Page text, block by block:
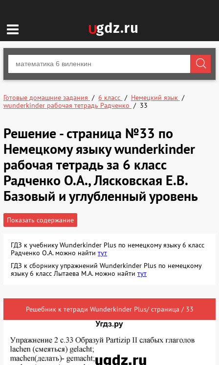
Готовые домашние задания 6 класс
Немецкий язык
wunderkinder рабочая тетрадь Радченко
33
Решение - страница №33 по
Немецкому языку wunderkinder
рабочая тетрадь за 6 класс
Радченко О.А., Лясковская Е.В.
Базовый и углубленный уровень
Показать содержание
ГДЗ к учебнику Wunderkinder Plus по немецкому языку 6 класс
Радченко О.А. можно найти тут
ГДЗ к сборнику упражнений Wunderkinder Plus по немецкому
языку 6 класс Лытаева М.А. можно найти тут
Решебник к тетради Wunderkinder Plus/ страница / 33